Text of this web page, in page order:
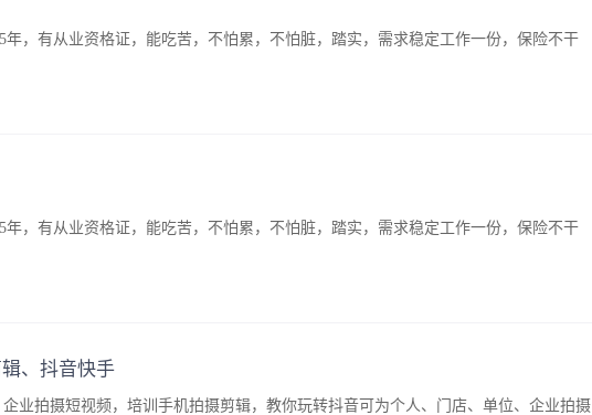
年，有从业资格证，能吃苦，不怕累，不怕脏，踏实，需求稳定工作一份，保险不干
年，有从业资格证，能吃苦，不怕累，不怕脏，踏实，需求稳定工作一份，保险不干
、抖音快手
业拍摄短视频，培训手机拍摄剪辑，教你玩转抖音可为个人、门店、单位、企业拍摄